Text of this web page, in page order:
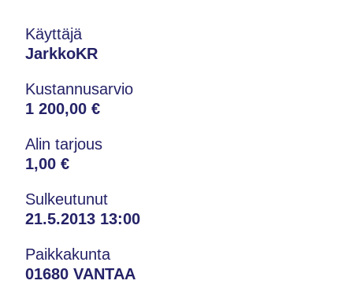
Käyttäjä
JarkkoKR
Kustannusarvio
1 200,00 €
Alin tarjous
1,00 €
Sulkeutunut
21.5.2013 13:00
Paikkakunta
01680 VANTAA